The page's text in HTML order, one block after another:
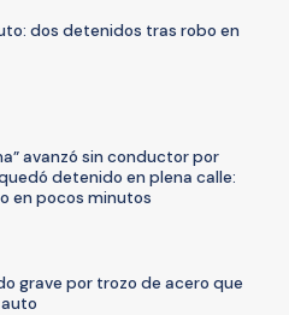
dos detenidos tras robo en
avanzó sin conductor por
detenido en plena calle:
en pocos minutos
grave por trozo de acero que